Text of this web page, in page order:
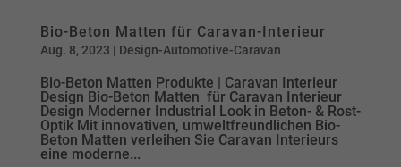
Bio-Beton Matten für Caravan-Interieur
Aug. 8, 2023 | Design-Automotive-Caravan
Bio-Beton Matten Produkte | Caravan Interieur
Design Bio-Beton Matten für Caravan Interieur
Design Moderner Industrial Look in Beton- & Rost-
Optik Mit innovativen, um­welt­freund­li­chen Bio-
Be­ton Mat­ten ver­lei­hen Sie Caravan In­te­rieurs
eine moderne...